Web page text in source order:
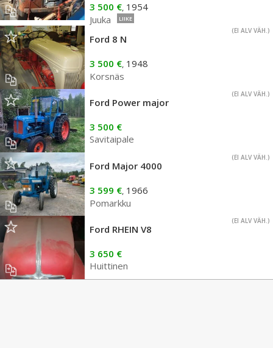
3 500 €, 1954
Juuka
LIIKE
(EI ALV VÄH.)
Ford 8 N
3 500 €, 1948
Korsnäs
(EI ALV VÄH.)
Ford Power major
3 500 €
Savitaipale
(EI ALV VÄH.)
Ford Major 4000
3 599 €, 1966
Pomarkku
(EI ALV VÄH.)
Ford RHEIN V8
3 650 €
Huittinen